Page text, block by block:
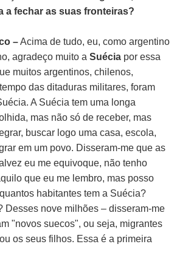
a fechar as suas fronteiras?
–Acima de tudo, eu, como argentino
agradeço muito aSuécia por essa
muitos argentinos, chilenos,
das ditaduras militares, foram
A Suécia tem uma longa
mas não só de receber, mas
buscar logo uma casa, escola,
em um povo. Disseram-me que as
eu me equivoque, não tenho
que eu me lembro, mas posso
habitantes tem a Suécia?
Desses nove milhões – disseram-me
"novos suecos", ou seja, migrantes
os seus filhos. Essa é a primeira